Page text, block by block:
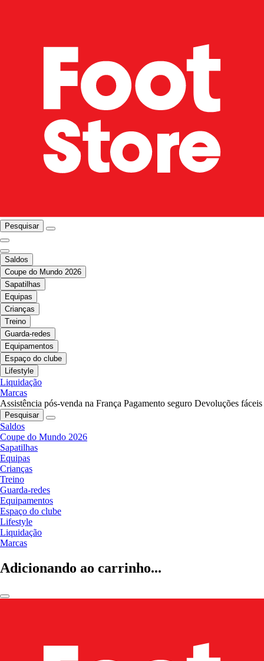
Pesquisar
Saldos
Coupe do Mundo 2026
Sapatilhas
Equipas
Crianças
Treino
Guarda-redes
Equipamentos
Espaço do clube
Lifestyle
Liquidação
Marcas
Assistência pós-venda na França Pagamento seguro Devoluções fáceis
Pesquisar
Saldos
Coupe do Mundo 2026
Sapatilhas
Equipas
Crianças
Treino
Guarda-redes
Equipamentos
Espaço do clube
Lifestyle
Liquidação
Marcas
Adicionando ao carrinho...